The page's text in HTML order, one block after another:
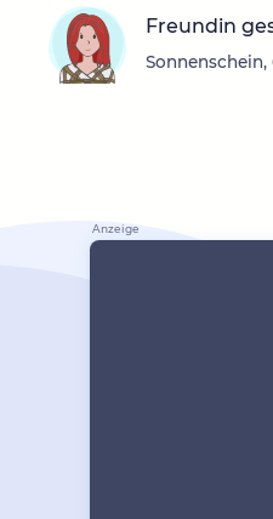
Freundin
Sonnenschein,